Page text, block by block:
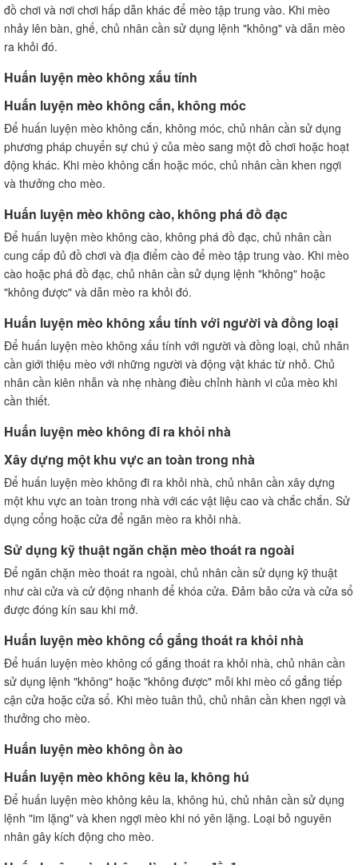
đồ chơi và nơi chơi hấp dẫn khác để mèo tập trung vào. Khi mèo
nhảy lên bàn, ghế, chủ nhân cần sử dụng lệnh "không" và dẫn mèo
ra khỏi đó.
Huấn luyện mèo không xấu tính
Huấn luyện mèo không cắn, không móc
Để huấn luyện mèo không cắn, không móc, chủ nhân cần sử dụng
phương pháp chuyển sự chú ý của mèo sang một đồ chơi hoặc hoạt
động khác. Khi mèo không cắn hoặc móc, chủ nhân cần khen ngợi
và thưởng cho mèo.
Huấn luyện mèo không cào, không phá đồ đạc
Để huấn luyện mèo không cào, không phá đồ đạc, chủ nhân cần
cung cấp đủ đồ chơi và địa điểm cào để mèo tập trung vào. Khi mèo
cào hoặc phá đồ đạc, chủ nhân cần sử dụng lệnh "không" hoặc
"không được" và dẫn mèo ra khỏi đó.
Huấn luyện mèo không xấu tính với người và đồng loại
Để huấn luyện mèo không xấu tính với người và đồng loại, chủ nhân
cần giới thiệu mèo với những người và động vật khác từ nhỏ. Chủ
nhân cần kiên nhẫn và nhẹ nhàng điều chỉnh hành vi của mèo khi
cần thiết.
Huấn luyện mèo không đi ra khỏi nhà
Xây dựng một khu vực an toàn trong nhà
Để huấn luyện mèo không đi ra khỏi nhà, chủ nhân cần xây dựng
một khu vực an toàn trong nhà với các vật liệu cao và chắc chắn. Sử
dụng cổng hoặc cửa để ngăn mèo ra khỏi nhà.
Sử dụng kỹ thuật ngăn chặn mèo thoát ra ngoài
Để ngăn chặn mèo thoát ra ngoài, chủ nhân cần sử dụng kỹ thuật
như cài cửa và cử động nhanh để khóa cửa. Đảm bảo cửa và cửa sổ
được đóng kín sau khi mở.
Huấn luyện mèo không cố gắng thoát ra khỏi nhà
Để huấn luyện mèo không cố gắng thoát ra khỏi nhà, chủ nhân cần
sử dụng lệnh "không" hoặc "không được" mỗi khi mèo cố gắng tiếp
cận cửa hoặc cửa sổ. Khi mèo tuân thủ, chủ nhân cần khen ngợi và
thưởng cho mèo.
Huấn luyện mèo không ồn ào
Huấn luyện mèo không kêu la, không hú
Để huấn luyện mèo không kêu la, không hú, chủ nhân cần sử dụng
lệnh "im lặng" và khen ngợi mèo khi nó yên lặng. Loại bỏ nguyên
nhân gây kích động cho mèo.